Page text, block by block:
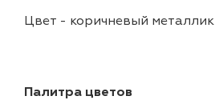
Цвет - коричневый металлик
Палитра цветов